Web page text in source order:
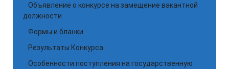
Объявление о конкурсе на замещение вакантной
должности
Формы и бланки
Результаты Конкурса
Особенности поступления на государственную